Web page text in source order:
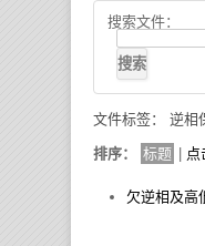
搜索文件：
文件标签： 逆相
排序： 标题 点
欠逆相及高